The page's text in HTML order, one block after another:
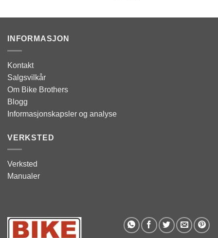
INFORMASJON
Kontakt
Salgsvilkår
Om Bike Brothers
Blogg
Informasjonskapsler og analyse
VERKSTED
Verksted
Manualer